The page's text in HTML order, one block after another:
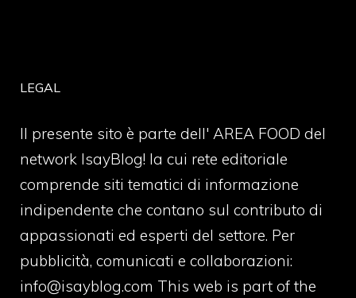
LEGAL
Il presente sito è parte dell' AREA FOOD del
network IsayBlog! la cui rete editoriale
comprende siti tematici di informazione
indipendente che contano sul contributo di
appassionati ed esperti del settore. Per
pubblicità, comunicati e collaborazioni:
info@isayblog.com This web is part of the